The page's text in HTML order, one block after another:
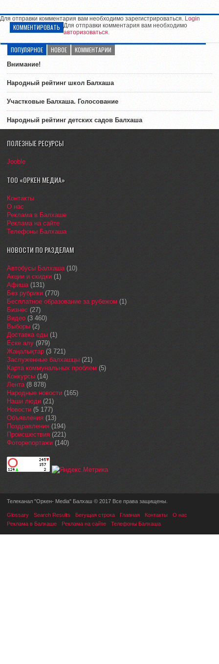
Для отправки комментария вам необходимо зарегистрироваться. Login
КОММЕНТИРОВАТЬ Для отправки комментария вам необходимо
авторизоваться.
ПОПУЛЯРНОЕ НОВОЕ КОММЕНТАРИИ
Внимание!
Народный рейтинг школ Балхаша
Участковые Балхаша. Голосование
Народный рейтинг детских садов Балхаша
ПОЛЕЗНЫЕ РЕСУРСЫ
Jooble
ТОО «ОРКЕН МЕДИА»
Контакты
О нас
Реклама в Балхаше
Реклама на сайте
Телефоны Балхаша
НОВОСТИ ПО РАЗДЕЛАМ
Автобусы Балхаша(10)
Акции и скидки (1)
Афиша(131)
Без рубрики (770)
Бесплатное образование за рубежом (1)
Бизнес (27)
Видео (3 460)
Выборы (2)
Доставка еды (1)
Еске алу (979)
Жаңалықтар (3 721)
Заслуженные балхашцы (21)
Карта коммунальных проблем (5)
Конкурсы (14)
Лента(8 878)
Народные новости (165)
Наши люди (21)
Новости (5 177)
Объявления (13)
Поздравления (194)
Происшествия (221)
Фоторепортажи (140)
Телеканал "Оркен- Media" Балхаш © 2017 Все права защищены.
Glossary Search Results Бегущая строка Главная Контакты
О нас
Реклама в Балхаше
Реклама на сайте Телефоны Балхаша